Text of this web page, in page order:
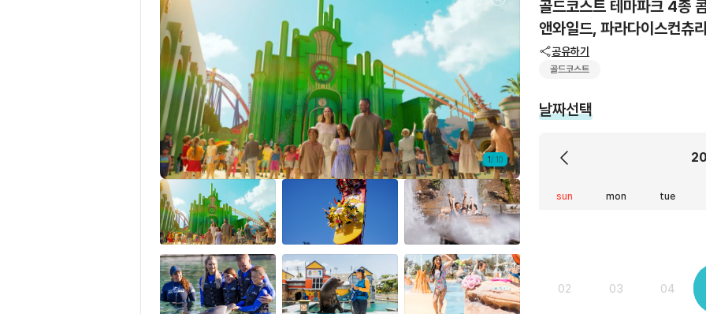
1/ 10
골드코스트 테마파크 4종
앤와일드, 파라다이스컨츄
공유하기
골드코스트
날짜선택
sun mon tue
02 03 04